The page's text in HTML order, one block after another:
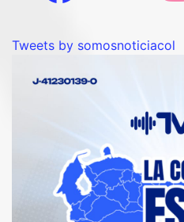
Tweets by somosnoticiacol